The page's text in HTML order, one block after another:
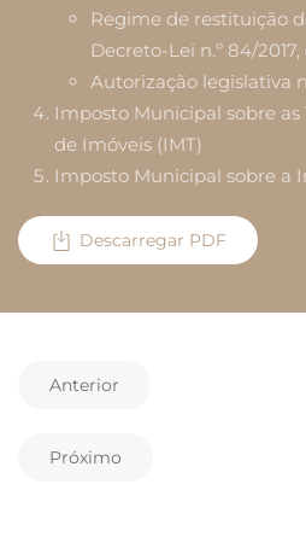
Regime de restituição
Decreto-Lei n.º 84/
Autorização legislativa
Imposto Municipal sobre as
de Imóveis (IMT)
Imposto Municipal sobre a
Descarregar PDF
Anterior
Próximo